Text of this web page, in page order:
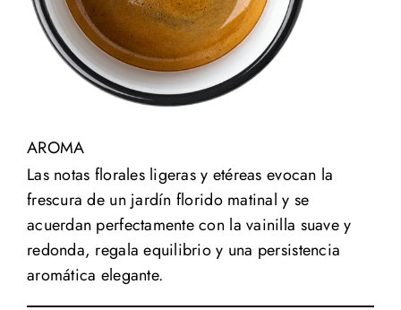
AROMA
Las notas florales ligeras y etéreas evocan la
frescura de un jardín florido matinal y se
acuerdan perfectamente con la vainilla suave y
redonda, regala equilibrio y una persistencia
aromática elegante.